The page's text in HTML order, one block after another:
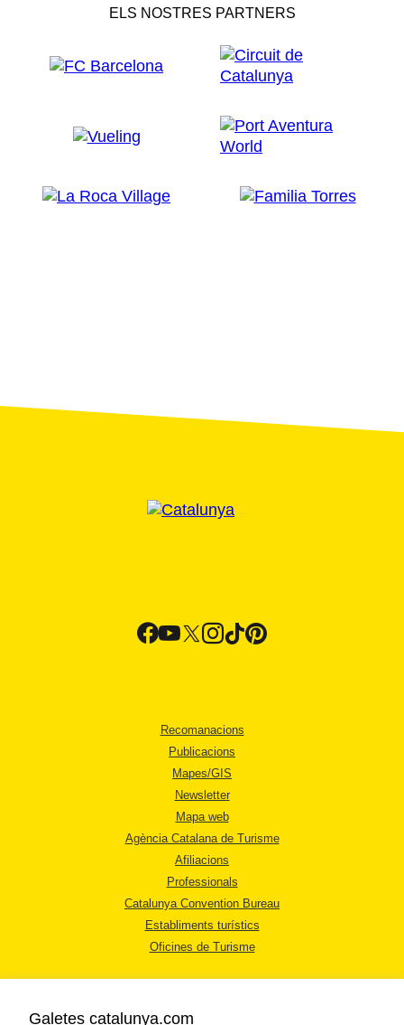
ELS NOSTRES PARTNERS
Recomanacions
Publicacions
Mapes/GIS
Newsletter
Mapa web
Agència Catalana de Turisme
Afiliacions
Professionals
Catalunya Convention Bureau
Establiments turístics
Oficines de Turisme
Galetes catalunya.com